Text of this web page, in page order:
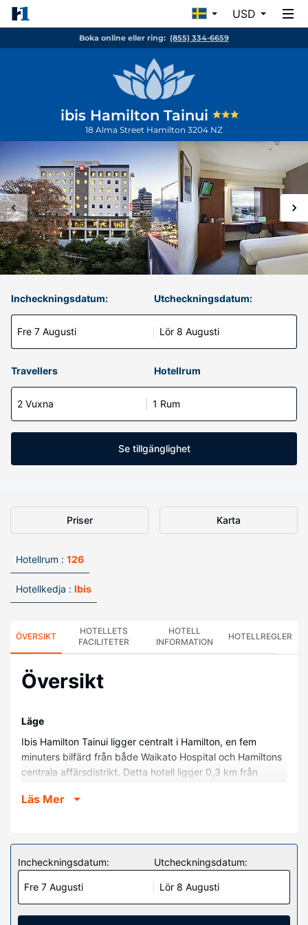
USD
Boka online eller ring: (855) 334-6659
ibis Hamilton Tainui
18 Alma Street Hamilton 3204 NZ
Incheckningsdatum:
Fre 7 Augusti
Utcheckningsdatum:
Lör 8 Augusti
Travellers Hotellrum
2 Vuxna 1 Rum
Se tillgänglighet
Priser Karta
Hotellrum : 126
Hotellkedja : Ibis
ÖVERSIKT
HOTELLETS
FACILITETER
HOTELL
INFORMATION
HOTELLREGLER
Översikt
Läge
Ibis Hamilton Tainui ligger centralt i Hamilton, en fem
minuters bilfärd från både Waikato Hospital och Hamiltons
centrala affärsdistrikt. Detta hotell ligger 0,3 km från
Hotellrum
rummen med kylskåp och smart-tv. Gratis fast internet gör
att du kan hålla dig uppkopplad, och kabel-tv erbjuder
underhållning. Badrummen har dusch och hårtorkar. På
rummet finns telefon, skrivbord och kaffe- och tebryggare.
Läs Mer
Incheckningsdatum:
Fre 7 Augusti
Utcheckningsdatum:
Lör 8 Augusti